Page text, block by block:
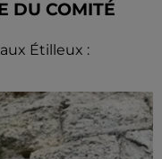
DU COMITÉ
Étilleux :